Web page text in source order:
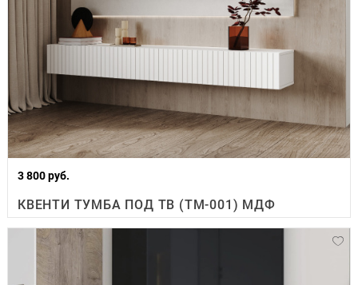
3 800 руб.
КВЕНТИ ТУМБА ПОД ТВ (ТМ-001) МДФ